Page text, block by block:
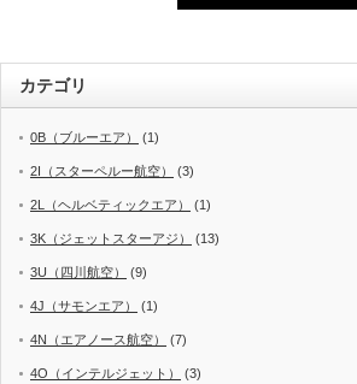
カテゴリ
0B（ブルーエア） (1)
2I（スターペルー航空） (3)
2L（ヘルベティックエア） (1)
3K（ジェットスターアジ） (13)
3U（四川航空） (9)
4J（サモンエア） (1)
4N（エアノース航空） (7)
4O（インテルジェット） (3)